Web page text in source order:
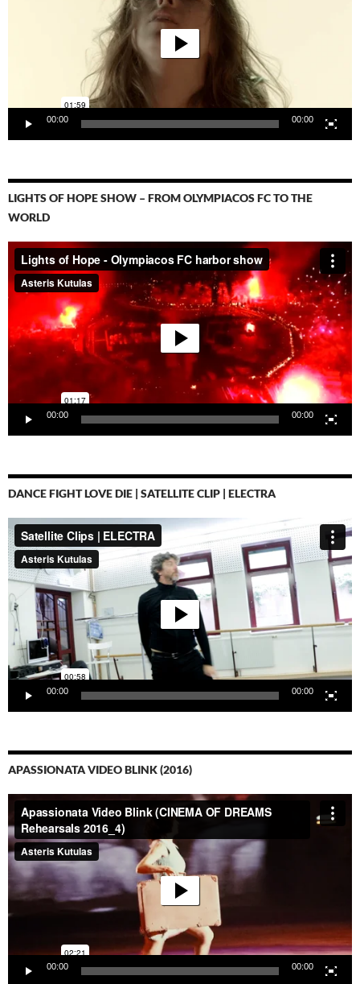
00:00 00:00
LIGHTS OF HOPE SHOW – FROM OLYMPIACOS FC TO THE
WORLD
Video-
Player
00:00 00:00
DANCE FIGHT LOVE DIE | SATELLITE CLIP | ELECTRA
Video-
Player
00:00 00:00
APASSIONATA VIDEO BLINK (2016)
Video-
Player
00:00 00:00